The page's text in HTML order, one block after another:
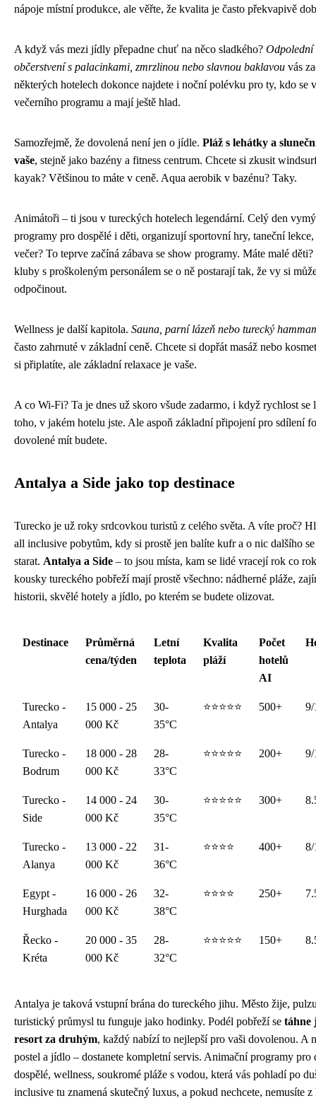
nápoje místní produkce, ale věřte, že kvalita je často překvapivě
A když vás mezi jídly přepadne chuť na něco sladkého? Odpolední
občerstvení s palacinkami, zmrzlinou nebo slavnou baklavou vás
některých hotelech dokonce najdete i noční polévku pro ty, kdo se
večerního programu a mají ještě hlad.
Samozřejmě, že dovolená není jen o jídle. Pláž s lehátky a
vaše, stejně jako bazény a fitness centrum. Chcete si zkusit
kayak? Většinou to máte v ceně. Aqua aerobik v bazénu? Taky.
Animátoři – ti jsou v tureckých hotelech legendární. Celý den
programy pro dospělé i děti, organizují sportovní hry, taneční lekce,
večer? To teprve začíná zábava se show programy. Máte malé
kluby s proškoleným personálem se o ně postarají tak, že vy si
odpočinout.
Wellness je další kapitola. Sauna, parní lázeň nebo turecký
často zahrnuté v základní ceně. Chcete si dopřát masáž nebo
si připlatíte, ale základní relaxace je vaše.
A co Wi-Fi? Ta je dnes už skoro všude zadarmo, i když rychlost se
toho, v jakém hotelu jste. Ale aspoň základní připojení pro sdílení
dovolené mít budete.
Antalya a Side jako top destinace
Turecko je už roky srdcovkou turistů z celého světa. A víte proč?
all inclusive pobytům, kdy si prostě jen balíte kufr a o nic dalšího se
starat. Antalya a Side – to jsou místa, kam se lidé vracejí rok co
kousky tureckého pobřeží mají prostě všechno: nádherné pláže,
historii, skvělé hotely a jídlo, po kterém se budete olizovat.
Destinace
Průměrná
cena/týden
Letní
teplota
Kvalita
pláží
Počet
hotelů
AI
Turecko -
Antalya
15 000 - 25
000 Kč
30-
35°C
⭐⭐⭐⭐⭐ 500+ 9/
Turecko -
Bodrum
18 000 - 28
000 Kč
28-
33°C
⭐⭐⭐⭐⭐ 200+ 9/
Turecko -
Side
14 000 - 24
000 Kč
30-
35°C
⭐⭐⭐⭐⭐ 300+
Turecko -
Alanya
13 000 - 22
000 Kč
31-
36°C
⭐⭐⭐⭐ 400+ 8/
Egypt -
Hurghada
16 000 - 26
000 Kč
32-
38°C
⭐⭐⭐⭐ 250+
Řecko -
Kréta
20 000 - 35
000 Kč
28-
32°C
⭐⭐⭐⭐⭐ 150+
Antalya je taková vstupní brána do tureckého jihu. Město žije,
turistický průmysl tu funguje jako hodinky. Podél pobřeží se táhne
resort za druhým, každý nabízí to nejlepší pro vaši dovolenou. A
postel a jídlo – dostanete kompletní servis. Animační programy pro
dospělé, wellness, soukromé pláže s vodou, která vás pohladí po
inclusive tu znamená skutečný luxus, a pokud nechcete, nemusíte z